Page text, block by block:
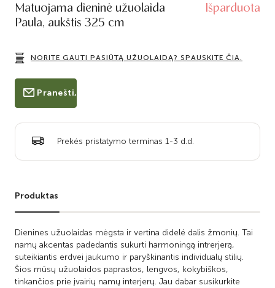
Matuojama dieninė užuolaida
Paula, aukštis 325 cm
Išparduota
NORITE GAUTI PASIŪTĄ UŽUOLAIDĄ? SPAUSKITE ČIA.
Pranešti, kai bus prekyboje
Prekės pristatymo terminas 1-3 d.d.
Produktas
Dienines užuolaidas mėgsta ir vertina didelė dalis žmonių. Tai
namų akcentas padedantis sukurti harmoningą intrerjerą,
suteikiantis erdvei jaukumo ir paryškinantis individualų stilių.
Šios mūsų užuolaidos paprastos, lengvos, kokybiškos,
tinkančios prie įvairių namų interjerų. Jau dabar susikurkite